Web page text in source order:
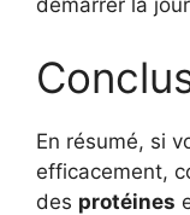
démarrer la
En résumé, si
efficacement,
des protéines